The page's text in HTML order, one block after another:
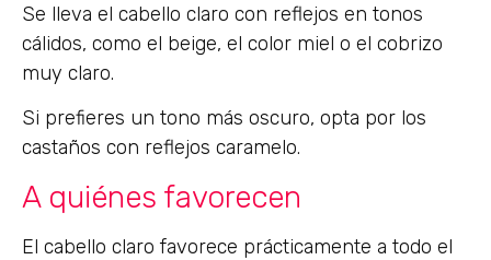
Se lleva el cabello claro con reflejos en tonos
cálidos, como el beige, el color miel o el cobrizo
muy claro.
Si prefieres un tono más oscuro, opta por los
castaños con reflejos caramelo.
A quiénes favorecen
El cabello claro favorece prácticamente a todo el